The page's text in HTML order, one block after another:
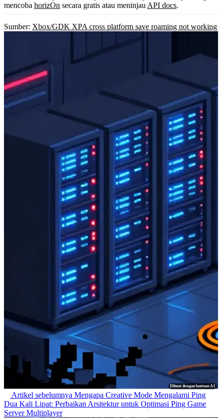
mencoba horizOn secara gratis atau meninjauAPI docs.
Sumber: Xbox/GDK XPA cross platform save roaming not working
Dibuat dengan bantuan AI
Artikel sebelumnya Mengapa Creative Mode Mengalami Ping
Dua Kali Lipat: Perbaikan Arsitektur untuk Optimasi Ping Game
Server Multiplayer